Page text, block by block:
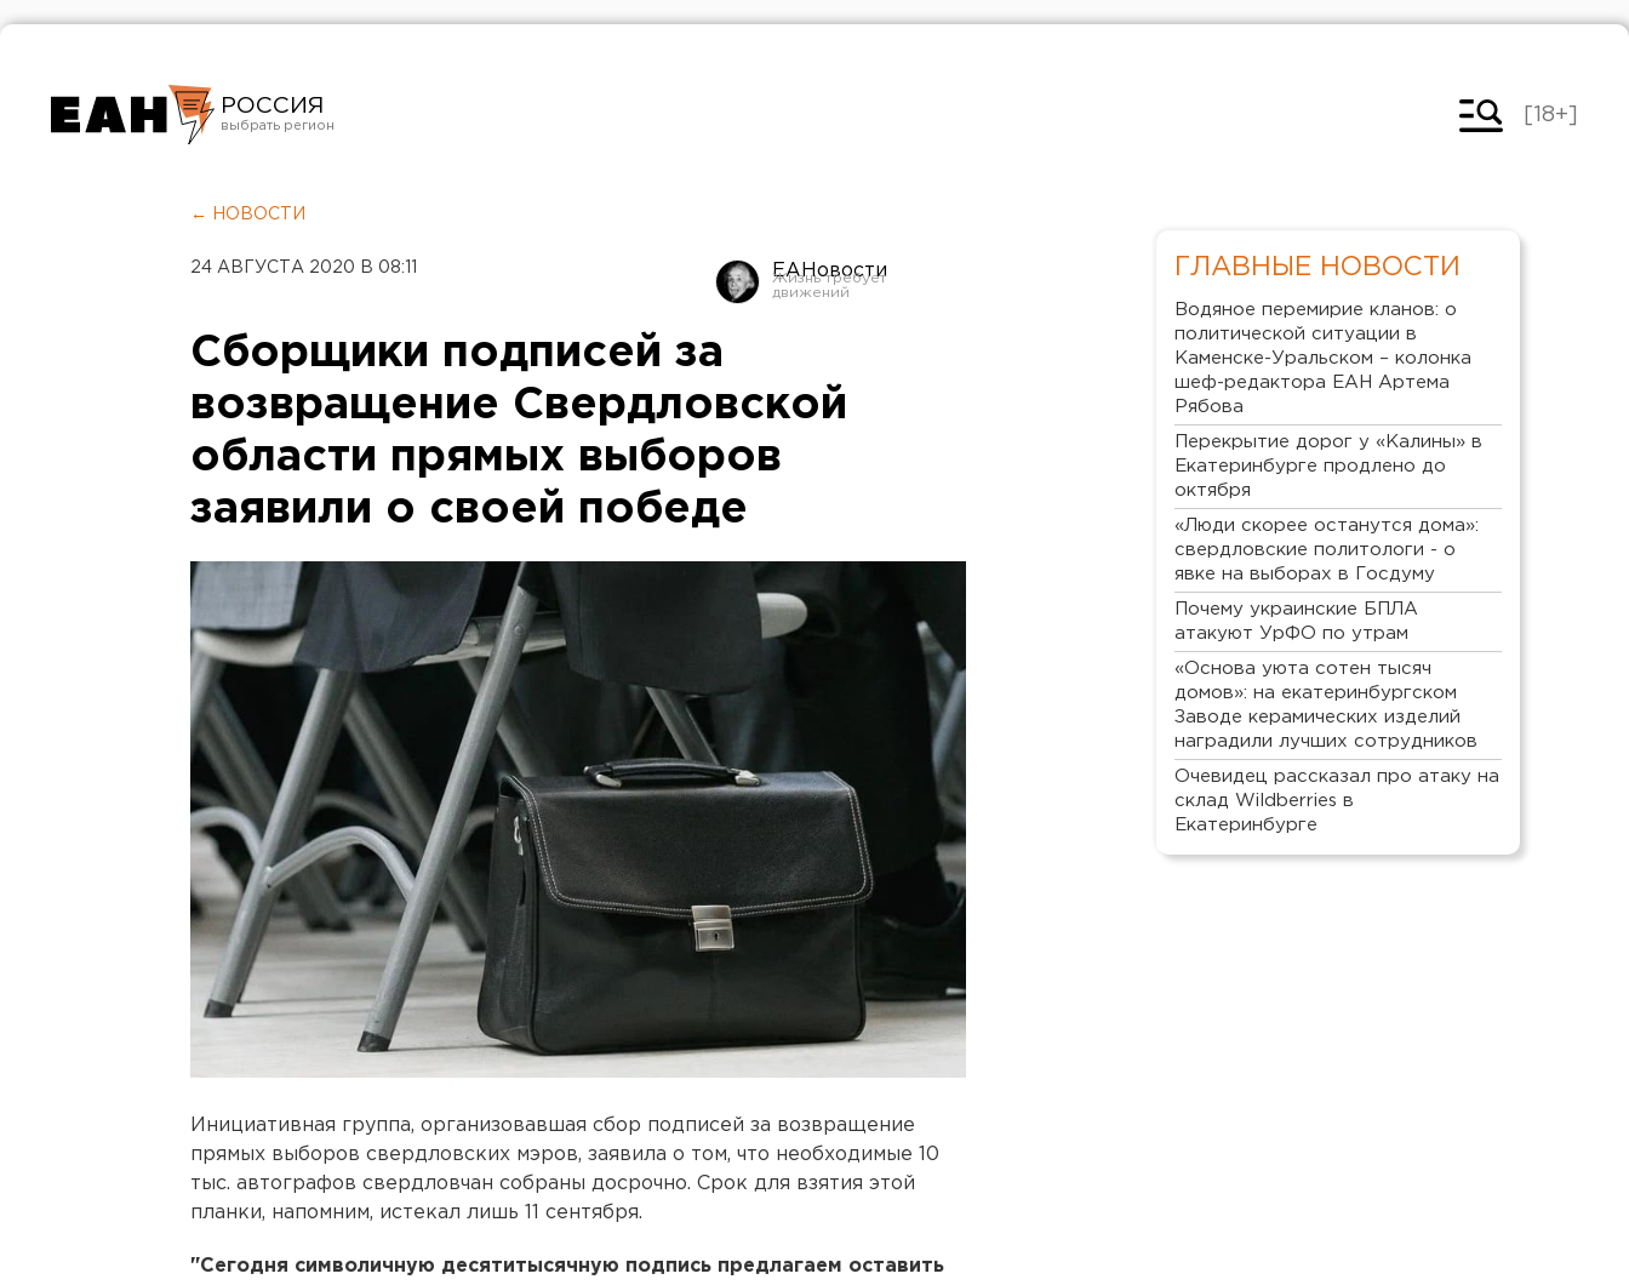
РОССИЯ
Челябинск
[18+]
← НОВОСТИ
24 АВГУСТА 2020 В 08:11 ЕАНовости
Сборщики подписей за
возвращение Свердловской
области прямых выборов
заявили о своей победе
Инициативная группа, организовавшая сбор подписей за возвращение
прямых выборов свердловских мэров, заявила о том, что необходимые 10
тыс. автографов свердловчан собраны досрочно. Срок для взятия этой
планки, напомним, истекал лишь 11 сентября.
"Сегодня символичную десятитысячную подпись предлагаем оставить
ГЛАВНЫЕ НОВОСТИ
Водяное перемирие кланов: о
политической ситуации в
Каменске-Уральском – колонка
шеф-редактора ЕАН Артема
Рябова
Перекрытие дорог у «Калины» в
Екатеринбурге продлено до
октября
«Люди скорее останутся дома»:
свердловские политологи - о
явке на выборах в Госдуму
Почему украинские БПЛА
атакуют УрФО по утрам
«Основа уюта сотен тысяч
домов»: на екатеринбургском
Заводе керамических изделий
наградили лучших сотрудников
Очевидец рассказал про атаку на
склад Wildberries в
Екатеринбурге